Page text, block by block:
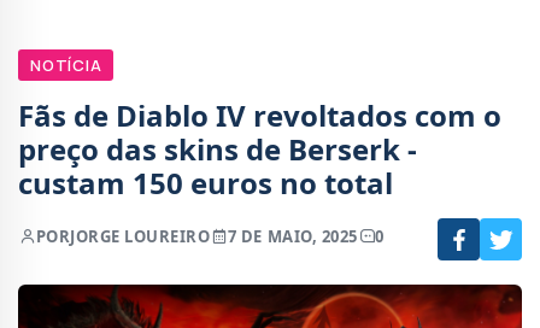
NOTÍCIA
Fãs de Diablo IV revoltados com o
preço das skins de Berserk -
custam 150 euros no total
PORJORGE LOUREIRO 7 DE MAIO, 2025 0